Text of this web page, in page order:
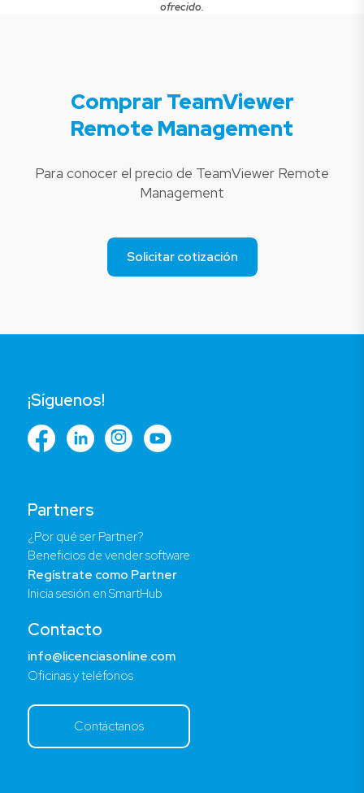
ofrecido.
Comprar TeamViewer
Remote Management
Para conocer el precio de TeamViewer Remote
Management
Solicitar cotización
Partners
¿Por qué ser Partner?
Beneficios de vender software
Regístrate como Partner
Inicia sesión en SmartHub
Contacto
info@licenciasonline.com
Oficinas y teléfonos
Contáctanos
¡Síguenos!